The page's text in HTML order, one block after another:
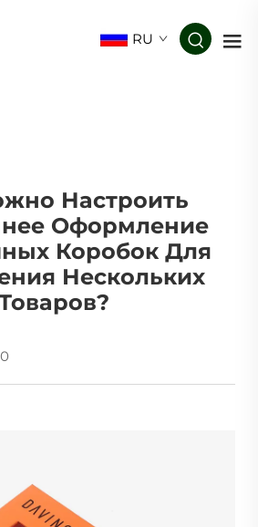
RU
Настроить
Оформление
Коробок Для
Нескольких